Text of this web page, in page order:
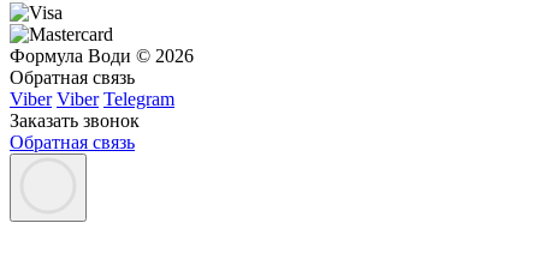
Формула Води © 2026
Обратная связь
Viber Viber Telegram
Заказать звонок
Обратная связь